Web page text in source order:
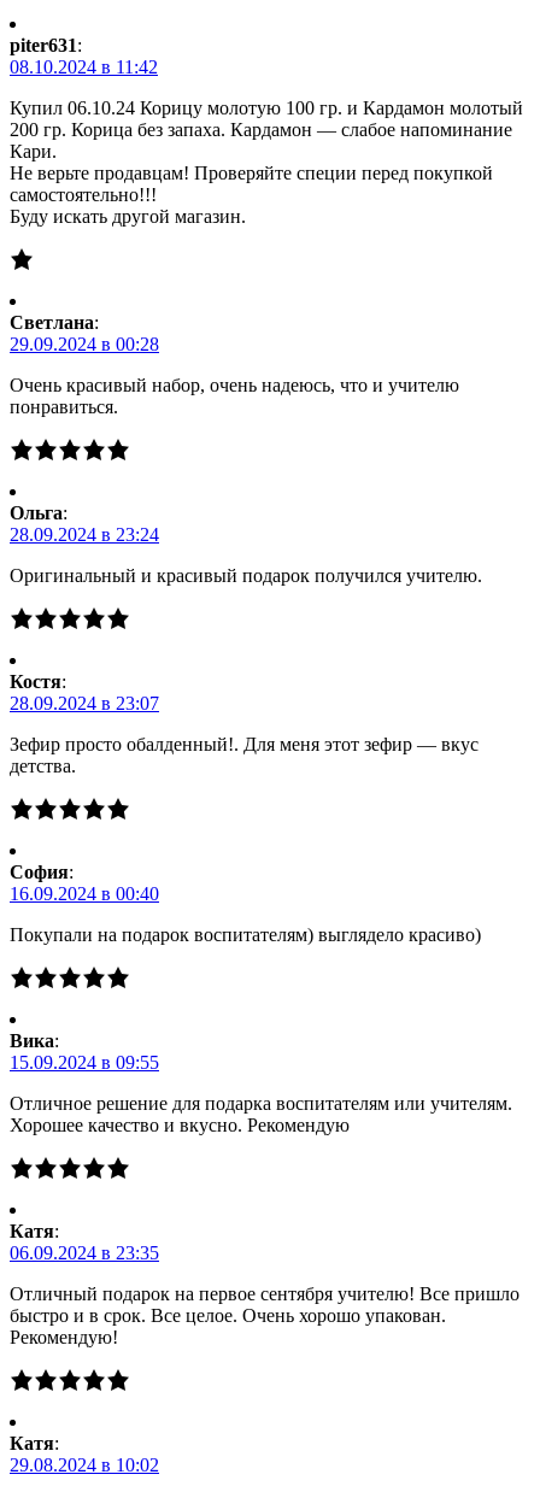
piter631:
08.10.2024 в 11:42
Купил 06.10.24 Корицу молотую 100 гр. и Кардамон молотый
200 гр. Корица без запаха. Кардамон — слабое напоминание
Кари.
Не верьте продавцам! Проверяйте специи перед покупкой
самостоятельно!!!
Буду искать другой магазин.
Светлана:
29.09.2024 в 00:28
Очень красивый набор, очень надеюсь, что и учителю
понравиться.
Ольга:
28.09.2024 в 23:24
Оригинальный и красивый подарок получился учителю.
Костя:
28.09.2024 в 23:07
Зефир просто обалденный!. Для меня этот зефир — вкус
детства.
Cофия:
16.09.2024 в 00:40
Покупали на подарок воспитателям) выглядело красиво)
Вика:
15.09.2024 в 09:55
Отличное решение для подарка воспитателям или учителям.
Хорошее качество и вкусно. Рекомендую
Катя:
06.09.2024 в 23:35
Отличный подарок на первое сентября учителю! Все пришло
быстро и в срок. Все целое. Очень хорошо упакован.
Рекомендую!
Катя:
29.08.2024 в 10:02